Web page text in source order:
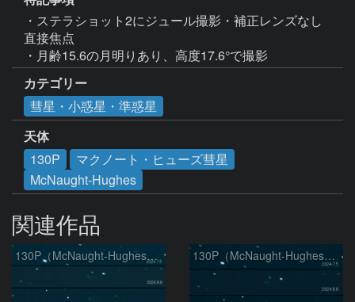
・ステラショット2にジュール撮影・補正レンズなし
直接焦点
・月齢15.6の月明りあり、高度17.6°で撮影
カテゴリー
彗星・小惑星・準惑星
天体
130P
マクノート・ヒューズ彗星
McNaught-Hughes
関連作品
130P（McNaught-Hughes）の変化 130P（McNaught-Hughes）の変化